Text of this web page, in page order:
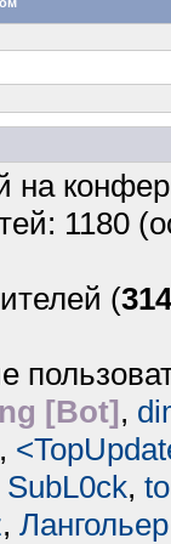
на
1180
(
[Bot],
,
SubL0ck,
, Лангольер